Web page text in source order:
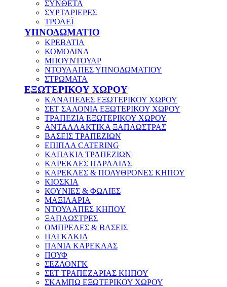
ΣΥΝΘΕΤΑ
ΣΥΡΤΑΡΙΕΡΕΣ
ΤΡΟΛΕΪ
ΥΠΝΟΔΩΜΑΤΙΟ
ΚΡΕΒΑΤΙΑ
ΚΟΜΟΔΙΝΑ
ΜΠΟΥΝΤΟΥΑΡ
ΝΤΟΥΛΑΠΕΣ ΥΠΝΟΔΩΜΑΤΙΟΥ
ΣΤΡΩΜΑΤΑ
ΕΞΩΤΕΡΙΚΟΥ ΧΩΡΟΥ
ΚΑΝΑΠΕΔΕΣ ΕΞΩΤΕΡΙΚΟΥ ΧΩΡΟΥ
ΣΕΤ ΣΑΛΟΝΙΑ ΕΞΩΤΕΡΙΚΟΥ ΧΩΡΟΥ
ΤΡΑΠΕΖΙΑ ΕΞΩΤΕΡΙΚΟΥ ΧΩΡΟΥ
ΑΝΤΑΛΛΑΚΤΙΚΑ ΞΑΠΛΩΣΤΡΑΣ
ΒΑΣΕΙΣ ΤΡΑΠΕΖΙΩΝ
ΕΠΙΠΛΑ CATERING
ΚΑΠΑΚΙΑ ΤΡΑΠΕΖΙΩΝ
ΚΑΡΕΚΛΕΣ ΠΑΡΑΛΙΑΣ
ΚΑΡΕΚΛΕΣ & ΠΟΛΥΘΡΟΝΕΣ ΚΗΠΟΥ
ΚΙΟΣΚΙΑ
ΚΟΥΝΙΕΣ & ΦΩΛΙΕΣ
ΜΑΞΙΛΑΡΙΑ
ΝΤΟΥΛΑΠΕΣ ΚΗΠΟΥ
ΞΑΠΛΩΣΤΡΕΣ
ΟΜΠΡΕΛΕΣ & ΒΑΣΕΙΣ
ΠΑΓΚΑΚΙΑ
ΠΑΝΙΑ ΚΑΡΕΚΛΑΣ
ΠΟΥΦ
ΣΕΖΛΟΝΓΚ
ΣΕΤ ΤΡΑΠΕΖΑΡΙΑΣ ΚΗΠΟΥ
ΣΚΑΜΠΩ ΕΞΩΤΕΡΙΚΟΥ ΧΩΡΟΥ